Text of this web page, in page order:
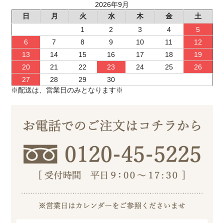
2026年9月
日
月 火 水 木 金
土
1
2 3 4
5
6
7 8 9 10 11
12
13
14 15 16 17 18
19
20
21 22 23 24 25
26
27
28 29
30
※配送は、営業日のみとなります※